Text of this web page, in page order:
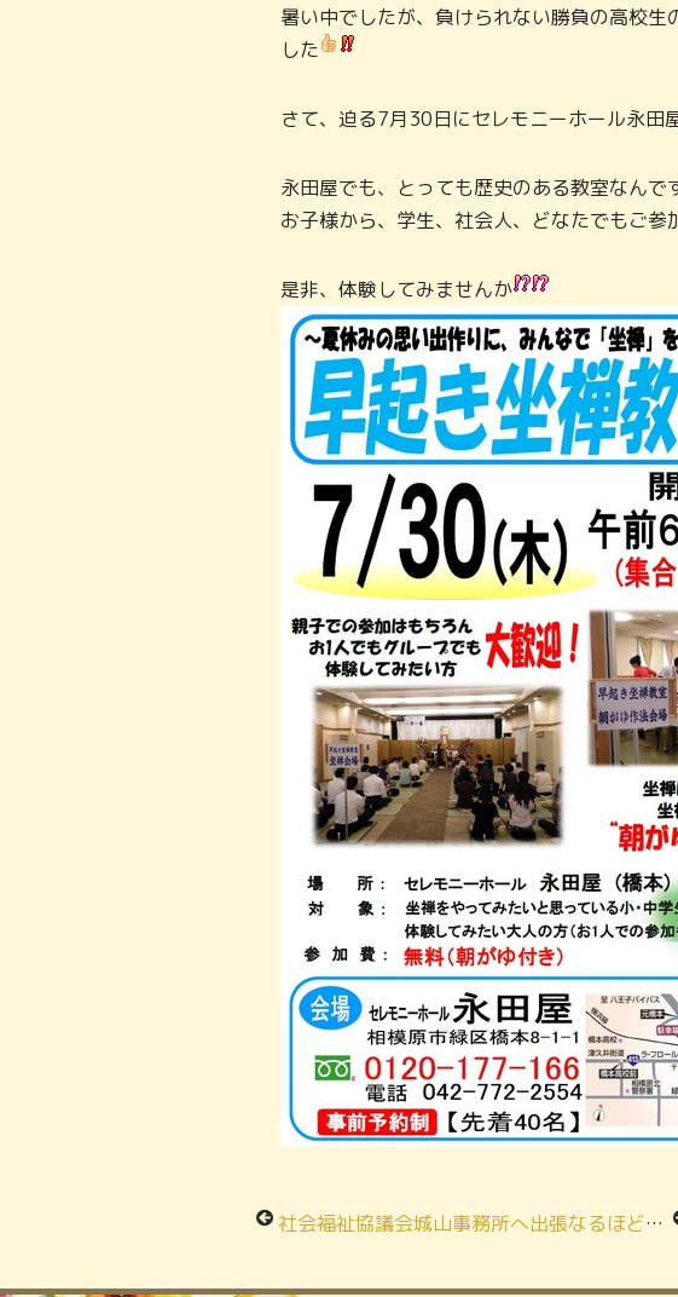
暑い中でしたが、負けられない勝負の高校
した
さて、迫る7月30日にセレモニーホール永田
永田屋でも、とっても歴史のある教室なんで
お子様から、学生、社会人、どなたでもご参
是非、体験してみませんか
社会福祉協議会城山事務所へ出張なるほど教室を開催いたしました！